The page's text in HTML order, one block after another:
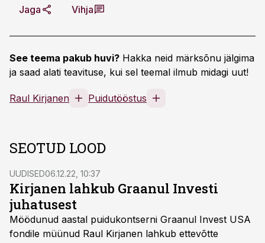
Jaga Vihja
See teema pakub huvi? Hakka neid märksõnu jälgima
ja saad alati teavituse, kui sel teemal ilmub midagi uut!
Raul Kirjanen Puidutööstus
SEOTUD LOOD
UUDISED06.12.22, 10:37
Kirjanen lahkub Graanul Investi
juhatusest
Möödunud aastal puidukontserni Graanul Invest USA
fondile müünud Raul Kirjanen lahkub ettevõtte